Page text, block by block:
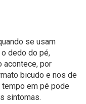
se usam
dedo do pé,
acontece, por
bicudo e nos de
em pé pode
sintomas.